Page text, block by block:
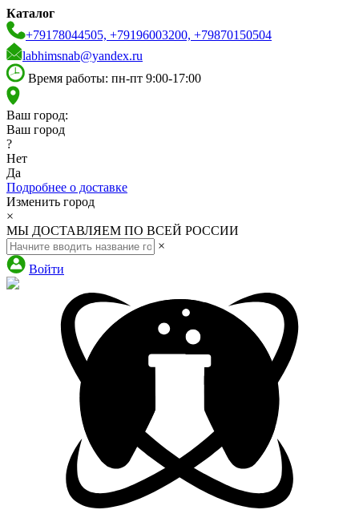
Каталог
+79178044505, +79196003200, +79870150504
labhimsnab@yandex.ru
Время работы: пн-пт 9:00-17:00
Ваш город:
Ваш город
?
Нет
Да
Подробнее о доставке
Изменить город
×
МЫ ДОСТАВЛЯЕМ ПО ВСЕЙ РОССИИ
×
Войти